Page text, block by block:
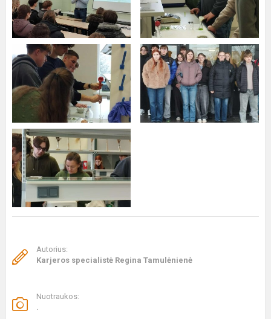
Autorius:
Karjeros specialistė Regina Tamulėnienė
Nuotraukos:
.